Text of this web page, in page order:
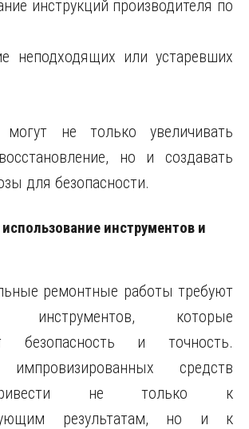
инструкций производителя по
неподходящих или устаревших
не только увеличивать
но и создавать
для безопасности.
инструментов и
ремонтные работы требуют
инструментов, которые
безопасность и точность.
средств
не только к
результатам, но и к